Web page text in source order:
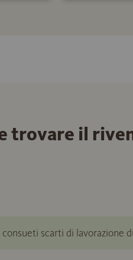
trovare il
scarti di lavorazione